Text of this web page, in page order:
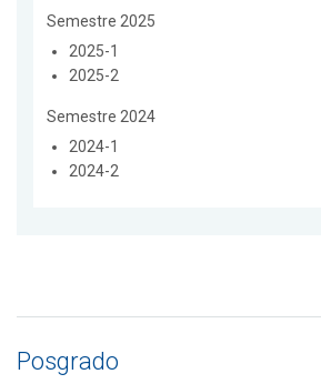
Semestre 2025
2025-1
2025-2
Semestre 2024
2024-1
2024-2
Posgrado